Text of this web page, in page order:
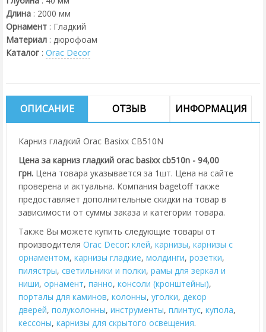
Длина : 2000 мм
Орнамент : Гладкий
Материал : дюрофоам
Каталог : Orac Decor
ОПИСАНИЕ ОТЗЫВ ИНФОРМАЦИЯ
Карниз гладкий Orac Basixx CB510N
Цена за карниз гладкий orac basixx cb510n - 94,00
грн. Цена товара указывается за 1шт. Цена на сайте
проверена и актуальна. Компания bagetoff также
предоставляет дополнительные скидки на товар в
зависимости от суммы заказа и категории товара.
Также Вы можете купить следующие товары от
производителя Orac Decor: клей, карнизы, карнизы с
орнаментом, карнизы гладкие, молдинги, розетки,
пилястры, cветильники и полки, рамы для зеркал и
ниши, орнамент, панно, консоли (кронштейны),
порталы для каминов, колонны, уголки, декор
дверей, полуколонны, инструменты, плинтус, купола,
кессоны, карнизы для скрытого освещения.